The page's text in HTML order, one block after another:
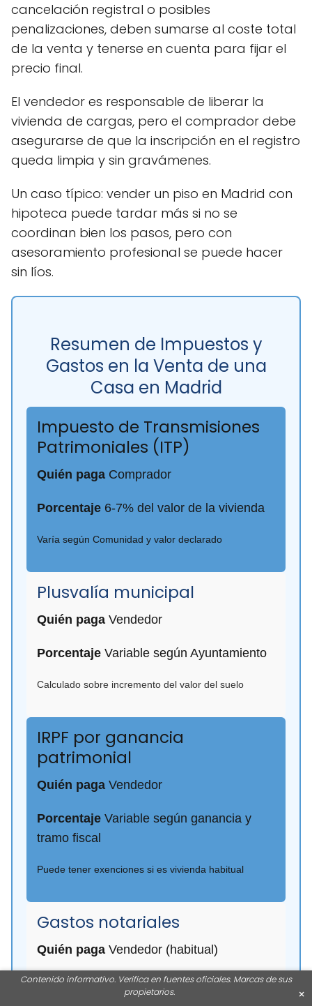
cancelación registral o posibles
penalizaciones, deben sumarse al coste total
de la venta y tenerse en cuenta para fijar el
precio final.
El vendedor es responsable de liberar la
vivienda de cargas, pero el comprador debe
asegurarse de que la inscripción en el registro
queda limpia y sin gravámenes.
Un caso típico: vender un piso en Madrid con
hipoteca puede tardar más si no se
coordinan bien los pasos, pero con
asesoramiento profesional se puede hacer
sin líos.
Resumen de Impuestos y
Gastos en la Venta de una
Casa en Madrid
Impuesto de Transmisiones
Patrimoniales (ITP)
Quién paga Comprador
Porcentaje 6-7% del valor de la vivienda
Varía según Comunidad y valor declarado
Plusvalía municipal
Quién paga Vendedor
Porcentaje Variable según Ayuntamiento
Calculado sobre incremento del valor del suelo
IRPF por ganancia
patrimonial
Quién paga Vendedor
Porcentaje Variable según ganancia y
tramo fiscal
Puede tener exenciones si es vivienda habitual
Gastos notariales
Quién paga Vendedor (habitual)
Coste aproximado600 - 1.200 €
Contenido informativo. Verifica en fuentes oficiales. Marcas de sus
propietarios.
×